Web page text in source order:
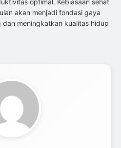
optimal. Kebiasaan sehat
akan menjadi fondasi gaya
meningkatkan kualitas hidup